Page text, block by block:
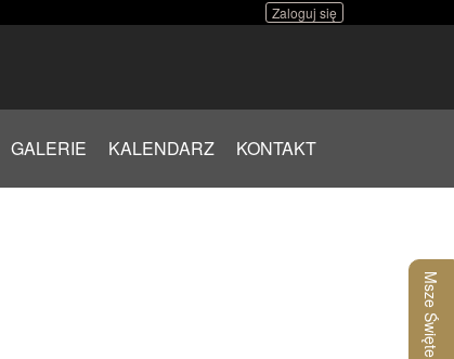
Zaloguj się
GALERIE KALENDARZ KONTAKT
Msze Święte